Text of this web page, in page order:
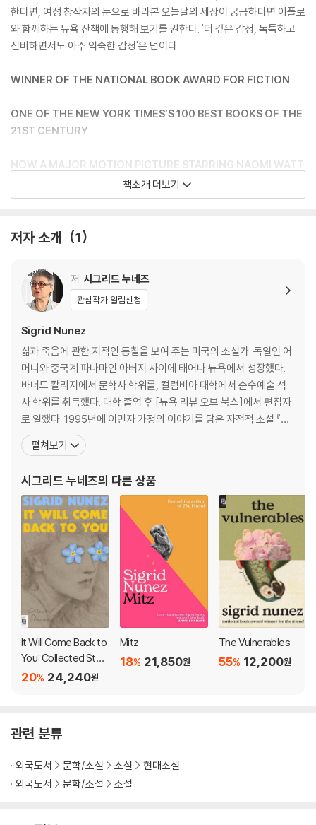
한다면, 여성 창작자의 눈으로 바라본 오늘날의 세상이 궁금하다면 아폴로
와 함께하는 뉴욕 산책에 동행해 보기를 권한다. '더 깊은 감정, 독특하고
신비하면서도 아주 익숙한 감정'은 덤이다.
WINNER OF THE NATIONAL BOOK AWARD FOR FICTION
ONE OF THE NEW YORK TIMES’S 100 BEST BOOKS OF THE
21ST CENTURY
NOW A MAJOR MOTION PICTURE STARRING NAOMI WATT
t, and love.” ―Wall Street Journal
“A penetrating, moving meditation on loss, comfort, mem
ory . . . Nunez has a wry, withering wit.” cNPR
elf.” ―The New York Times
The New York Times bestselling story of love, friendship,
grief, healing, and the magical bond between a woman an
d her dog.
When a woman unexpectedly loses her lifelong best friend an
d mentor, she finds herself burdened with the unwanted dog
y the mute suffering of the dog, a huge Great Dane traumatiz
ed by the inexplicable disappearance of its master, and by the
threat of eviction: dogs are prohibited in her apartment buildin
While others worry that grief has made her a victim of magical
thinking, the woman refuses to be separated from the dog ex
cept for brief periods of time. Isolated from the rest of the w
orld, increasingly obsessed with the dog's care, determined t
o read its mind and fathom its heart, she comes dangerously
close to unraveling. But while troubles abound, rich and surpris
ing rewards lie in store for both of them.
and a celebration of human-canine devotion.
책소개 더보기
저자 소개 1
저 시그리드 누네즈
관심작가 알림신청
Sigrid Nunez
삶과 죽음에 관한 지적인 통찰을 보여 주는 미국의 소설가. 독일인 어
머니와 중국계 파나마인 아버지 사이에 태어나 뉴욕에서 성장했다.
바너드 칼리지에서 문학사 학위를, 컬럼비아 대학에서 순수예술 석
사 학위를 취득했다. 대학 졸업 후 [뉴욕 리뷰 오브 북스]에서 편집자
로 일했다. 1995년에 이민자 가정의 이야기를 담은 자전적 소설 『A F
eather on the Breath of God』으로 '특별한 재능을 가진 작가의
강력한 소설'이라는 평을 받으며 작품 활동을 시작했다. 사랑과 우정,
어낸 『친구』로 201
펼쳐보기
시그리드 누네즈의 다른 상품
It Will Come Back to
You: Collected Stori
es
24,240원
20%
Mitz
21,850원
18%
The Vulnerables
12,200원
55%
관련 분류
외국도서 문학/소설 소설
현대소설
외국도서
문학/소설 소설